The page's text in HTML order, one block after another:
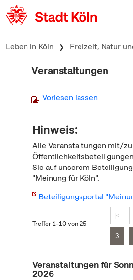
zum Inhalt springen
Leben in Köln Freizeit, Natur
Veranstaltungen
Vorlesen lassen
Hinweis:
Alle Veranstaltungen mit/zu
Sie auf unserem
"Meinung für Köln".
Beteiligungsportal
Treffer 1–10 von 25
|<
3
Veranstaltungen für
2026